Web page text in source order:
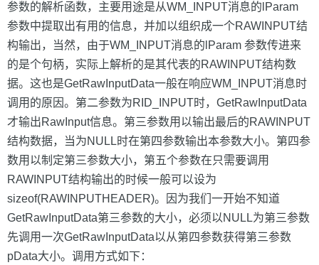
参数的解析函数，主要用途是从WM_INPUT消息的lParam
参数中提取出有用的信息，并加以组织成一个RAWINPUT结
构输出，当然，由于WM_INPUT消息的lParam 参数传进来
的是个句柄，实际上解析的是其代表的RAWINPUT结构数
据。这也是GetRawInputData一般在响应WM_INPUT消息时
调用的原因。第二参数为RID_INPUT时，GetRawInputData
才输出RawInput信息。第三参数用以输出最后的RAWINPUT
结构数据，当为NULL时在第四参数输出本参数大小。第四参
数用以制定第三参数大小，第五个参数在只需要调用
RAWINPUT结构输出的时候一般可以设为
sizeof(RAWINPUTHEADER)。因为我们一开始不知道
GetRawInputData第三参数的大小，必须以NULL为第三参数
先调用一次GetRawInputData以从第四参数获得第三参数
pData大小。调用方式如下：